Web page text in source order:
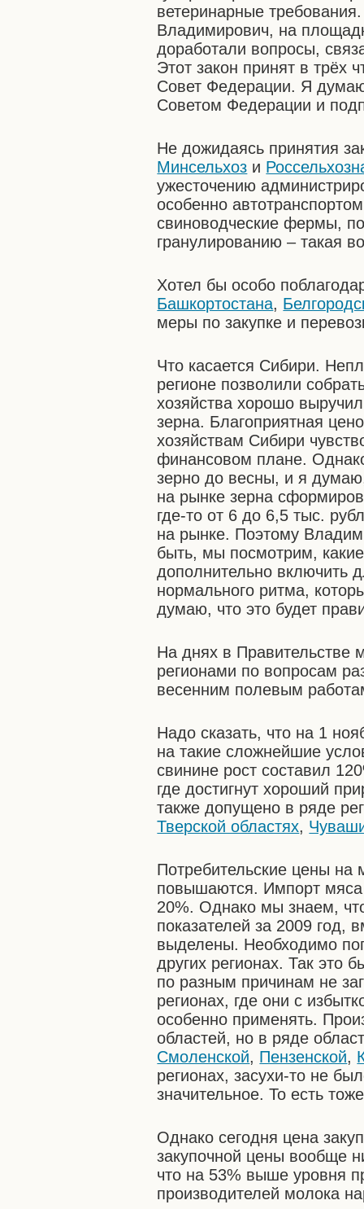
ветеринарные
Владимирович, на
доработали вопросы,
Этот закон принят в трёх
Совет Федерации. Я
Советом Федерации и
Не дожидаясь принятия
Минсельхоз и
ужесточению
особенно
свиноводческие фермы,
гранулированию – такая
Хотел бы особо
Башкортостана,
меры по закупке и
Что касается Сибири.
регионе позволили
хозяйства хорошо
зерна. Благоприятная
хозяйствам Сибири
финансовом плане.
зерно до весны, и я
на рынке зерна
где-то от 6 до 6,5 тыс.
на рынке. Поэтому
быть, мы посмотрим,
дополнительно включить
нормального ритма,
думаю, что это будет
На днях в Правительстве
регионами по вопросам
весенним полевым
Надо сказать, что на 1
на такие сложнейшие
свинине рост составил
где достигнут хороший
также допущено в ряде
Тверской областях,
Потребительские цены
повышаются. Импорт мяса
20%. Однако мы знаем,
показателей за 2009 год,
выделены. Необходимо
других регионах. Так это
по разным причинам не
регионах, где они с
особенно применять.
областей, но в ряде
Смоленской, Пензенской,
регионах, засухи-то не
значительное. То есть
Однако сегодня цена
закупочной цены вообще
что на 53% выше уровня
производителей молока